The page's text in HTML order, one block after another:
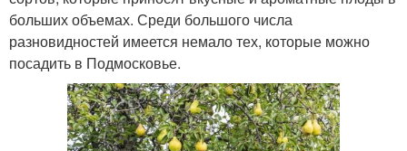
больших объемах. Среди большого числа
разновидностей имеется немало тех, которые можно
посадить в Подмосковье.